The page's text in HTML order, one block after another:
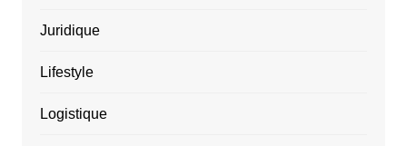
Juridique
Lifestyle
Logistique